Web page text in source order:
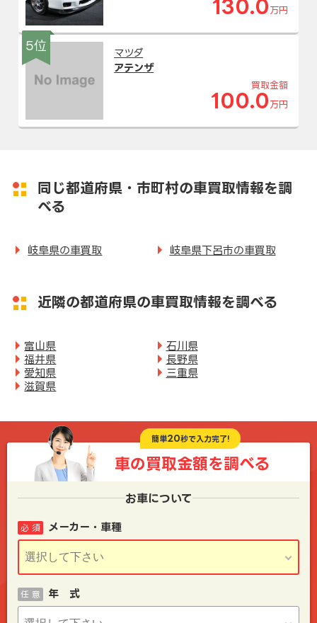
130.0 万円
5位
マツダ
アテンザ
買取金額
100.0 万円
同じ都道府県・市町村の車買取情報を調
べる
岐阜県の車買取 岐阜県下呂市の車買取
近隣の都道府県の車買取情報を調べる
富山県
石川県
福井県
長野県
愛知県
三重県
滋賀県
簡単20秒で入力完了!
車の買取金額を調べる
お車について
メーカー・車種
必 須
年 式
任 意